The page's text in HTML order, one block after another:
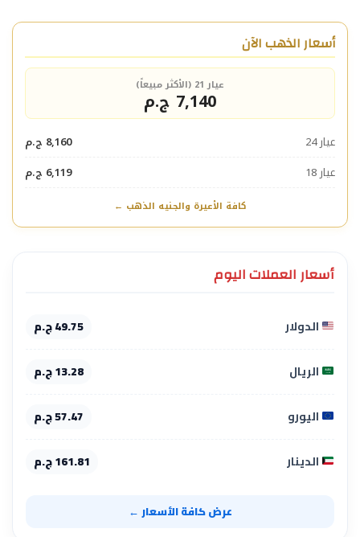
أسعار الذهب الآن
عيار 21 (الأكثر مبيعاً)
7,140 ج.م
عيار 24
8,160 ج.م
عيار 18
6,119 ج.م
كافة الأعيرة والجنيه الذهب ←
أسعار العملات اليوم
الدولار 49.75 ج.م
الريال 13.28 ج.م
اليورو 57.47 ج.م
الدينار 161.81 ج.م
عرض كافة الأسعار ←